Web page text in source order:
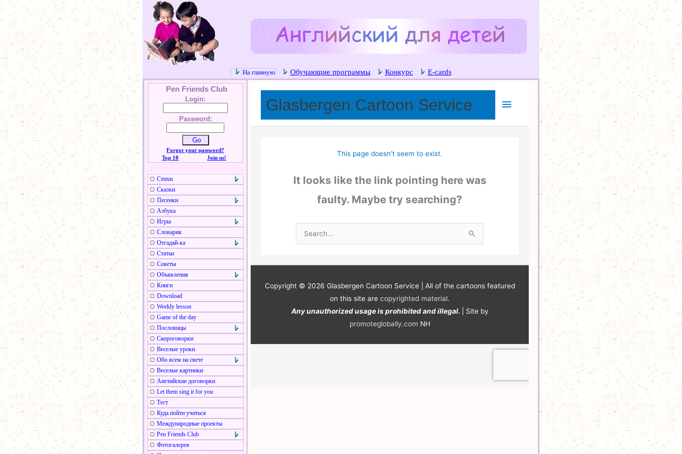
На главную Обучающие программы Конкурс E-cards
Pen Friends Club
Login:
Password:
Forgot your password?
Top 10
Join us!
Стихи
Сказки
Песенки
Азбука
Игры
Словарик
Отгадай-ка
Статьи
Советы
Объявления
Книги
Download
Weekly lesson
Game of the day
Пословицы
Скороговорки
Веселые уроки
Обо всем на свете
Веселые картинки
Английские договорки
Let them sing it for you
Тест
Куда пойти учиться
Международные проекты
Pen Friends Club
Фотогалерея